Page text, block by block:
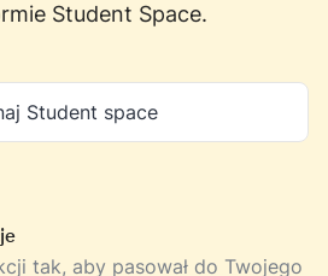
Student Space.
Student space
tak, aby pasował do Twojego